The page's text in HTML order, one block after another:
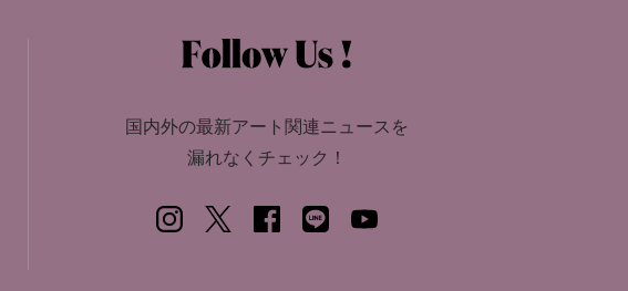
国内外の最新アート関連ニュースを
漏れなくチェック！